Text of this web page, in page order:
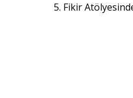
Fikir